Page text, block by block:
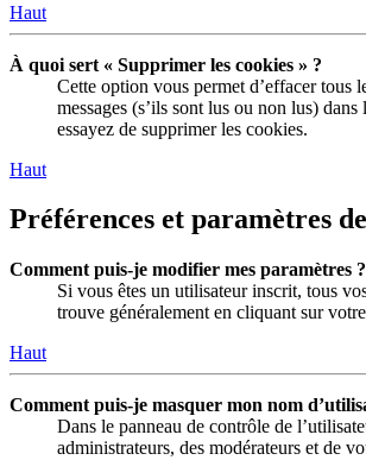
Haut
À quoi sert « Supprimer les cookies » ?
Cette option vous permet d’effacer tous
messages (s’ils sont lus ou non lus)
essayez de supprimer les cookies.
Haut
Préférences et paramètres
Comment puis-je modifier mes paramètres ?
Si vous êtes un utilisateur inscrit, tous
trouve généralement en cliquant sur
Haut
Comment puis-je masquer mon nom
Dans le panneau de contrôle de
administrateurs, des modérateurs et de